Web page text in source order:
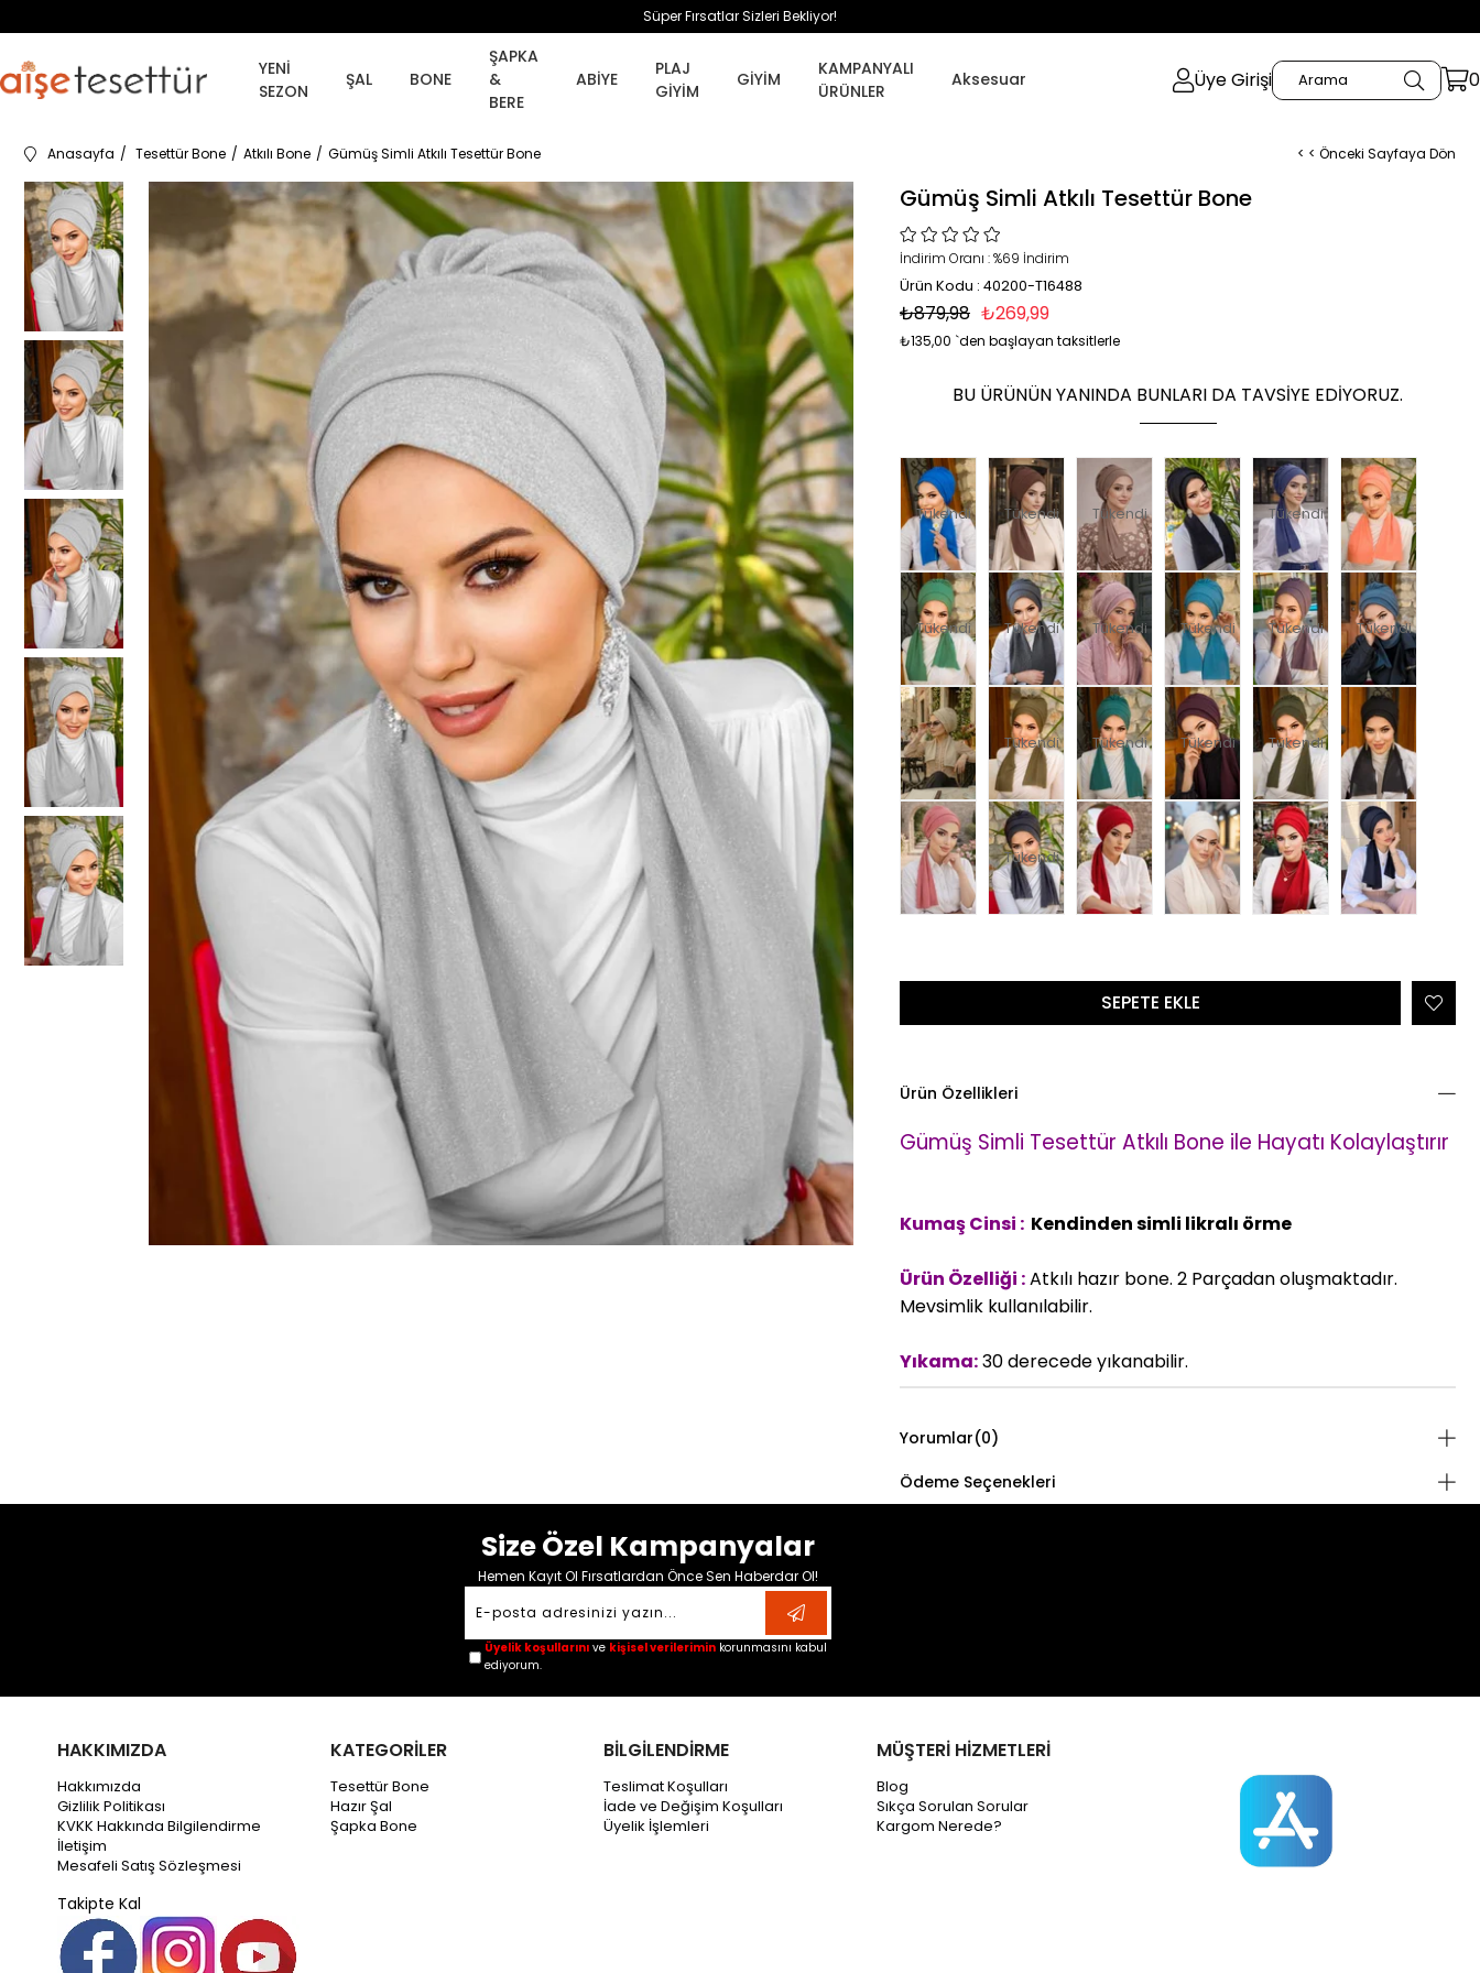
Süper Fırsatlar Sizleri Bekliyor!
YENİ
SEZON
ŞAL BONE
ŞAPKA
&
BERE
ABİYE
PLAJ
GİYİM
GİYİM
KAMPANYALI
ÜRÜNLER
Aksesuar Üye Girişi 0
Anasayfa Tesettür Bone Atkılı Bone Gümüş Simli Atkılı Tesettür Bone < < Önceki Sayfaya Dön
Gümüş Simli Atkılı Tesettür Bone
İndirim Oranı :%69 İndirim
Ürün Kodu : 40200-T16488
₺879,98 ₺269,99
₺135,00 `den başlayan taksitlerle
BU ÜRÜNÜN YANINDA BUNLARI DA TAVSIYE EDIYORUZ.
Tükendi Tükendi Tükendi Tükendi
Tükendi Tükendi Tükendi Tükendi Tükendi Tükendi
Tükendi Tükendi Tükendi Tükendi
Tükendi
Ürün Özellikleri
Gümüş Simli Tesettür Atkılı Bone ile Hayatı Kolaylaştırır
Kumaş Cinsi : Kendinden simli likralı örme
Ürün Özelliği :Atkılı hazır bone. 2 Parçadan oluşmaktadır.
Mevsimlik kullanılabilir.
Yıkama:30 derecede yıkanabilir.
Yorumlar(0)
Ödeme Seçenekleri
Size Özel Kampanyalar
Hemen Kayıt Ol Fırsatlardan Önce Sen Haberdar Ol!
Üyelik koşullarını ve kişisel verilerimin korunmasını kabul
ediyorum.
HAKKIMIZDA
Hakkımızda
Gizlilik Politikası
KVKK Hakkında Bilgilendirme
İletişim
Mesafeli Satış Sözleşmesi
Takipte Kal
KATEGORİLER
Tesettür Bone
Hazır Şal
Şapka Bone
BİLGİLENDİRME
Teslimat Koşulları
İade ve Değişim Koşulları
Üyelik İşlemleri
MÜŞTERİ HİZMETLERİ
Blog
Sıkça Sorulan Sorular
Kargom Nerede?